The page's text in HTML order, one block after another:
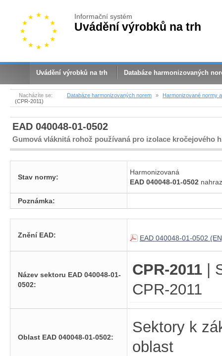
Informační systém
Uvádění výrobků na trh
Uvádění výrobků na trh Databáze harmonizovaných
Nacházíte se: Databáze harmonizovaných norem »
Harmonizované normy
(CPR-2011)
EAD 040048-01-0502
Gumová vláknitá rohož používaná pro izolace kročejového
Stav normy:
Harmonizovaná
EAD 040048-01-0502
Poznámka:
Znění EAD: EAD 040048-01-0502
Název sektoru EAD 040048-01-
0502:
CPR-2011 |
CPR-2011
Oblast EAD 040048-01-0502:
Sektory k
oblast